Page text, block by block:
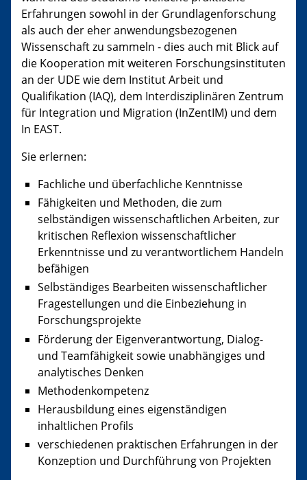
Erfahrungen sowohl in der Grundlagenforschung
als auch der eher anwendungsbezogenen
Wissenschaft zu sammeln - dies auch mit Blick auf
die Kooperation mit weiteren Forschungsinstituten
an der UDE wie dem Institut Arbeit und
Qualifikation (IAQ), dem Interdisziplinären Zentrum
für Integration und Migration (InZentIM) und dem
In EAST.
Sie erlernen:
Fachliche und überfachliche Kenntnisse
Fähigkeiten und Methoden, die zum
selbständigen wissenschaftlichen Arbeiten, zur
kritischen Reflexion wissenschaftlicher
Erkenntnisse und zu verantwortlichem Handeln
befähigen
Selbständiges Bearbeiten wissenschaftlicher
Fragestellungen und die Einbeziehung in
Forschungsprojekte
Förderung der Eigenverantwortung, Dialog-
und Teamfähigkeit sowie unabhängiges und
analytisches Denken
Methodenkompetenz
Herausbildung eines eigenständigen
inhaltlichen Profils
verschiedenen praktischen Erfahrungen in der
Konzeption und Durchführung von Projekten